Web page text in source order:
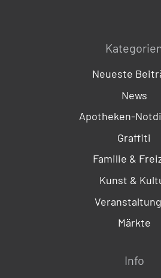
Neueste
News
Apotheken-
Graffiti
Familie &
Kunst &
Märkte
Info